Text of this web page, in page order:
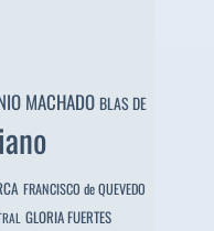
MACHADO BLAS DE
FRANCISCO de QUEVEDO
GLORIA FUERTES